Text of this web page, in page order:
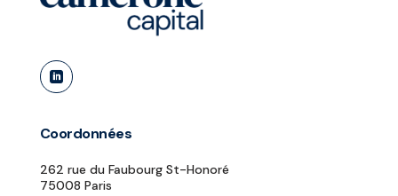

Coordonnées
262 rue du Faubourg St-Honoré
75008 Paris